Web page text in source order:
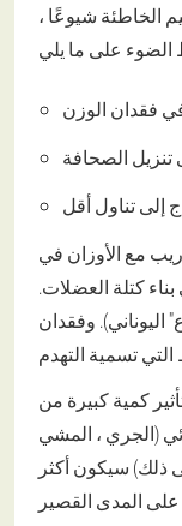
الخاطئة شيوعًا ،
فقدان الوزن
تنزيل الصحافة
إلى تناول أقل
مع الأوزان في
كتلة العضلات.
اليوناني). وفقدان
كمية كبيرة من
(الجري ، المشي
ذلك) سيكون أكثر